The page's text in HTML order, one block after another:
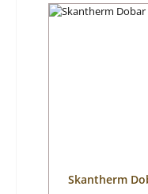
Skantherm